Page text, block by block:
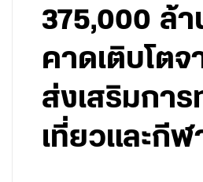
375,000 ล้
คาดเติบโตจ
ส่งเสริมการ
เที่ยวและกีฬ